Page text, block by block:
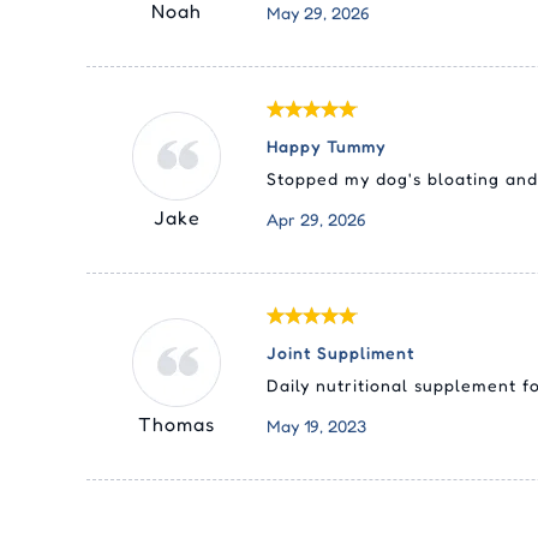
Noah May 29, 2026
Jake
Happy Tummy
Stopped my dog's bloating
Apr 29, 2026
Thomas
Joint Suppliment
Daily nutritional supplement
May 19, 2023